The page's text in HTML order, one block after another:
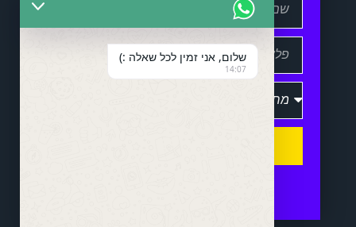
שלום, אני זמין לכל שאלה :)
14:07